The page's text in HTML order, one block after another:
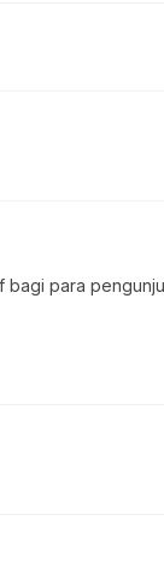
bagi para